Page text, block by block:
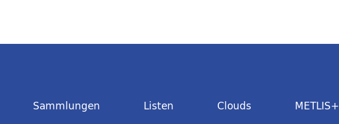
Sammlungen Listen Clouds METLIS+